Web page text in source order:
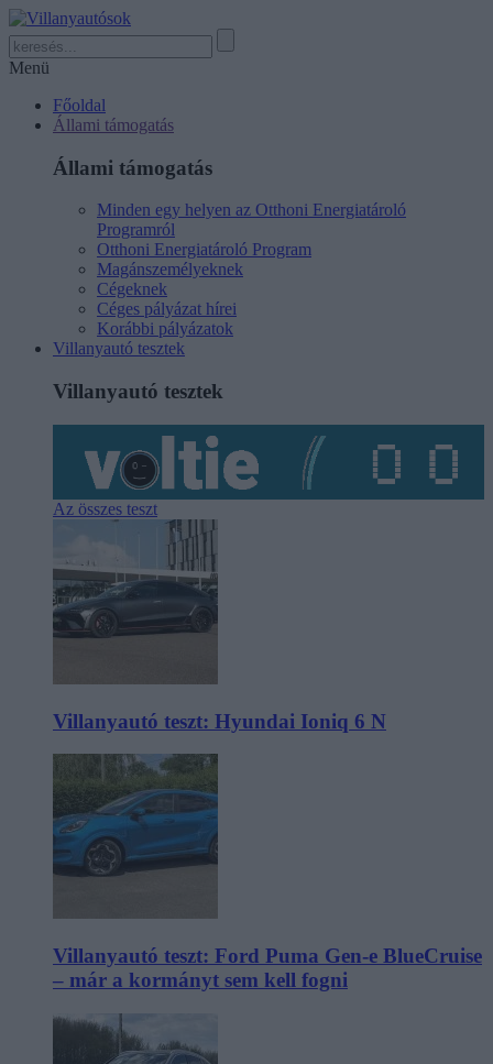
Menü
Főoldal
Állami támogatás
Állami támogatás
Minden egy helyen az Otthoni Energiatároló
Programról
Otthoni Energiatároló Program
Magánszemélyeknek
Cégeknek
Céges pályázat hírei
Korábbi pályázatok
Villanyautó tesztek
Villanyautó tesztek
Az összes teszt
Villanyautó teszt: Hyundai Ioniq 6 N
Villanyautó teszt: Ford Puma Gen-e BlueCruise
– már a kormányt sem kell fogni